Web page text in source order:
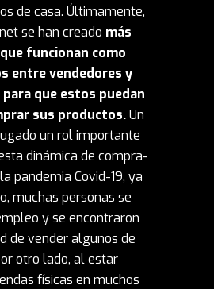
de casa. Últimamente,
se han creado más
funcionan como
entre vendedores y
que estos puedan
sus productos.Un
un rol importante
dinámica de compra-
pandemia Covid-19, ya
muchas personas se
y se encontraron
de vender algunos de
otro lado, al estar
físicas en muchos